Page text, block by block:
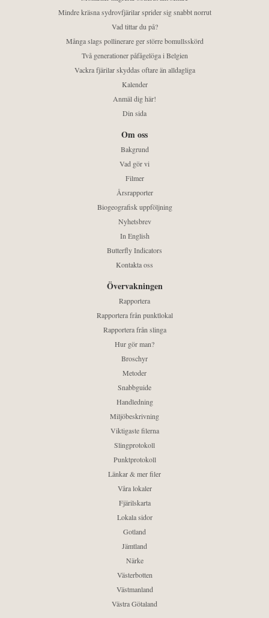
Mindre kräsna sydrovfjärilar sprider sig snabbt norrut
Vad tittar du på?
Många slags pollinerare ger större bomullsskörd
Två generationer påfågelöga i Belgien
Vackra fjärilar skyddas oftare än alldagliga
Kalender
Anmäl dig här!
Din sida
Om oss
Bakgrund
Vad gör vi
Filmer
Årsrapporter
Biogeografisk uppföljning
Nyhetsbrev
In English
Butterfly Indicators
Kontakta oss
Övervakningen
Rapportera
Rapportera från punktlokal
Rapportera från slinga
Hur gör man?
Broschyr
Metoder
Snabbguide
Handledning
Miljöbeskrivning
Viktigaste filerna
Slingprotokoll
Punktprotokoll
Länkar & mer filer
Våra lokaler
Fjärilskarta
Lokala sidor
Gotland
Jämtland
Närke
Västerbotten
Västmanland
Västra Götaland